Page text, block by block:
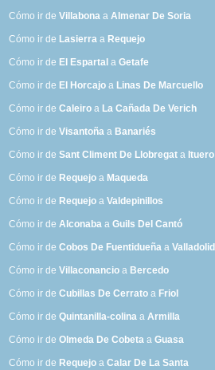
Cómo ir deVillabona aAlmenar De Soria
Cómo ir de Lasierra a Requejo
Cómo ir de El Espartal aGetafe
Cómo ir de El Horcajo a Linas De Marcuello
Cómo ir deCaleiro a La Cañada De Verich
Cómo ir deVisantoña a Banariés
Cómo ir deSant Climent De Llobregat a Ituero
Cómo ir de Requejo a Maqueda
Cómo ir de Requejo aValdepinillos
Cómo ir deAlconaba aGuils Del Cantó
Cómo ir deCobos De Fuentidueña aValladolid
Cómo ir deVillaconancio a Bercedo
Cómo ir deCubillas De Cerrato a Friol
Cómo ir deQuintanilla-colina aArmilla
Cómo ir deOlmeda De Cobeta aGuasa
Cómo ir de Requejo aCalar De La Santa